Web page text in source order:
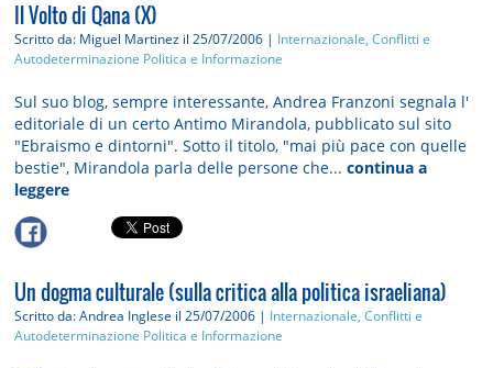
Il Volto di Qana (X)
Scritto da: Miguel Martinez il 25/07/2006 | Internazionale, Conflitti e
Autodeterminazione Politica e Informazione
Sul suo blog, sempre interessante, Andrea Franzoni segnala l'
editoriale di un certo Antimo Mirandola, pubblicato sul sito
"Ebraismo e dintorni". Sotto il titolo, "mai più pace con quelle
bestie", Mirandola parla delle persone che...continua a
leggere
Un dogma culturale (sulla critica alla politica israeliana)
Scritto da: Andrea Inglese il 25/07/2006 | Internazionale, Conflitti e
Autodeterminazione Politica e Informazione